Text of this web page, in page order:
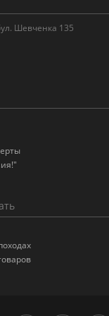
Шевченка 135